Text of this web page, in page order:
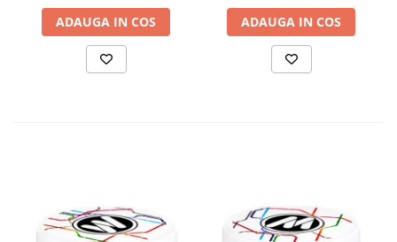
ADAUGA IN COS ADAUGA IN COS